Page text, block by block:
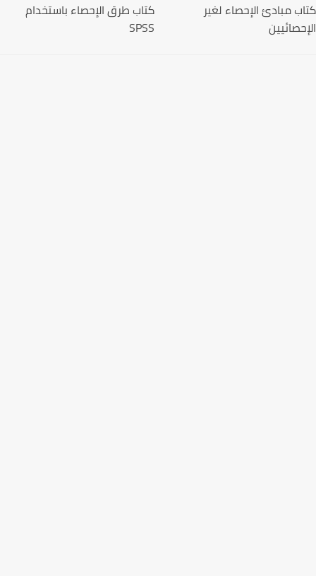
كتاب مبادئ الإحصاء لغير
الإحصائيين
كتاب طرق الإحصاء باستخدام
SPSS